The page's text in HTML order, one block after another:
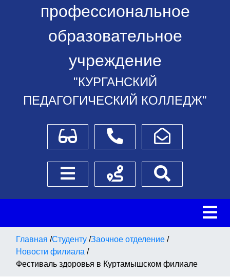
профессиональное
образовательное
учреждение
"КУРГАНСКИЙ
ПЕДАГОГИЧЕСКИЙ КОЛЛЕДЖ"
Для слабовидящихТелефоныНаписать обращение
Боковое менюСхема проезда
Главная /Студенту /Заочное отделение /
Новости филиала /
Фестиваль здоровья в Куртамышском филиале